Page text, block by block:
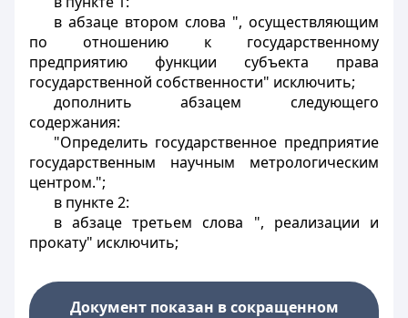
в абзаце втором слова ", осуществляющим
по отношению к государственному
предприятию функции субъекта права
государственной собственности" исключить;
дополнить абзацем следующего
содержания:
"Определить государственное предприятие
государственным научным метрологическим
центром.";
в пункте 2:
в абзаце третьем слова ", реализации и
прокату" исключить;
Документ показан в сокращенном